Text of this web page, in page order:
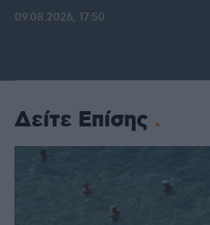
09.08.2026, 17:50
Δείτε Επίσης